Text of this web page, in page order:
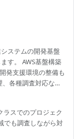
ステムの開発基盤
す。 AWS基盤構築
発支援環境の整備も
各種調査対応など
画も見込まれてい
ス管理：Git ・開発
ラスでのプロジェク
でも調査しながら対